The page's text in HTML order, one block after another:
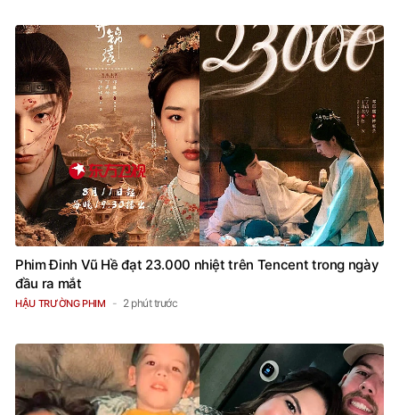
Phim Đinh Vũ Hề đạt 23.000 nhiệt trên Tencent trong ngày
đầu ra mắt
HẬU TRƯỜNG PHIM 2 phút trước